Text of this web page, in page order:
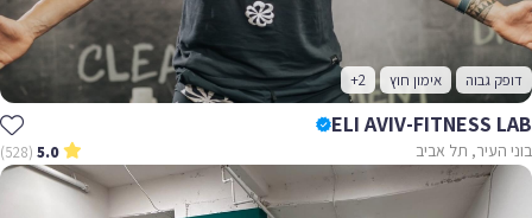
גבוה אימון חוץ +2
ELI AVIV-FITNESS
תל אביב 5.0
(528)